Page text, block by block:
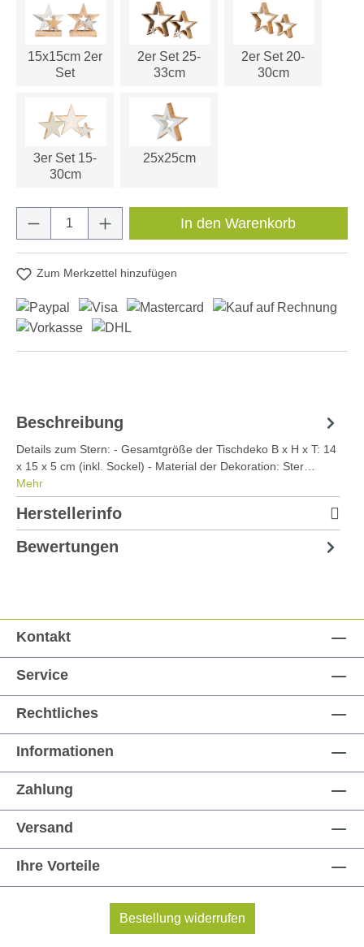
15x15cm 2er
Set
2er Set 25-
33cm
2er Set 20-
30cm
3er Set 15-
30cm
25x25cm
Produkt Anzahl: Gib den gewünschten
In den Warenkorb
Zum Merkzettel hinzufügen
Beschreibung
Details zum Stern: - Gesamtgröße der Tischdeko B x H x T: 14
x 15 x 5 cm (inkl. Sockel) - Material der Dekoration: Ster…
Mehr
Herstellerinfo
Bewertungen
Kontakt
Service
Rechtliches
Informationen
Zahlung
Versand
Ihre Vorteile
Bestellung widerrufen